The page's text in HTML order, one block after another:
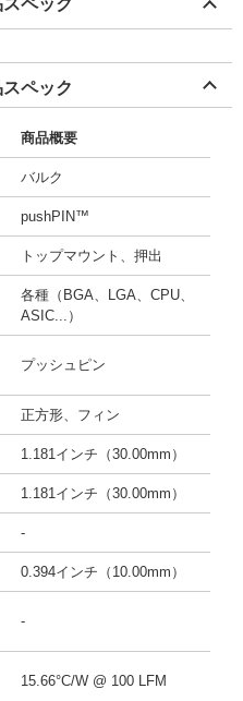
ペック
ペック
商品概要
バルク
pushPIN™
トップマウント、押出
各種（BGA、LGA、CPU、
ASIC...）
プッシュピン
正方形、フィン
1.181インチ（30.00mm）
1.181インチ（30.00mm）
-
0.394インチ（10.00mm）
-
15.66°C/W @ 100 LFM